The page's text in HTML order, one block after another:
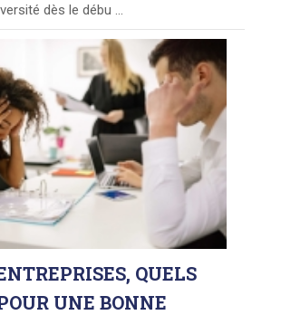
dès le débu ...
QUELS
UNE BONNE